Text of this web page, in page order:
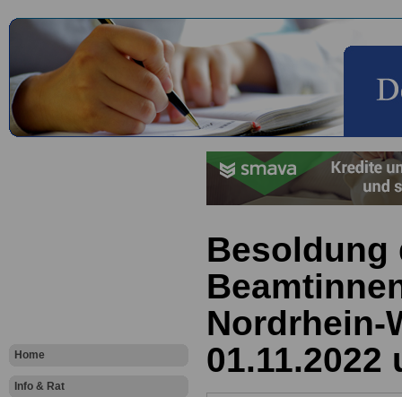
Home
Info & Rat
Besoldung
Nordrhein-
01.11.2022